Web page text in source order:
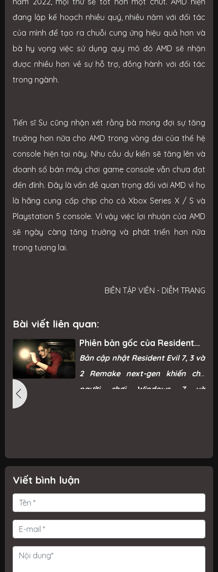
đang lập kế hoạch nhiều quý, nhiều năm với đối tác
của mình để tạo ra chuỗi cung ứng hiệu quả hơn và
bà hy vọng việc sử dụng quy mô đó AMD sẽ nhận
được nhiều hơn về sự hỗ trợ, đồng hành với đối tác
trong ngành.
Tiến sĩ Su cũng nhận xét rằng bà mong đợi sự tăng
trưởng hơn nữa cho AMD trong vòng đời của thế hệ
console hiện tại này. Nhu cầu dự kiến sẽ tăng lên và
doanh số bán máy chơi game console vẫn chưa đạt
đến đỉnh. Đây là vấn đề quan trọng đối với AMD vì họ
là hãng cung cấp chip cho cả Xbox Series X / S và
Playstation 5 console. Vì vậy việc lợi nhuận của AMD
sẽ ngày càng tăng trưởng và phát triển hơn nữa
trong tương lai.
BIÊN TẬP VIÊN - DIỄM TRANG
Bài viết liên quan:
Phiên bản gốc của Resident
Evil Remake trở lại Steam sau
“phản ứng mạnh mẽ từ game
thủ”
Bản cập nhật Resident Evil 7, 3 và
2 Remake next-gen khiến cho
người chơi Windows 7 và
Viết bình luận